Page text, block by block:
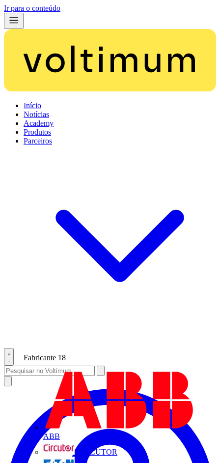
Ir para o conteúdo
Início
Notícias
Academy
Produtos
Parceiros
Fabricante 18
ABB
CIRCUTOR